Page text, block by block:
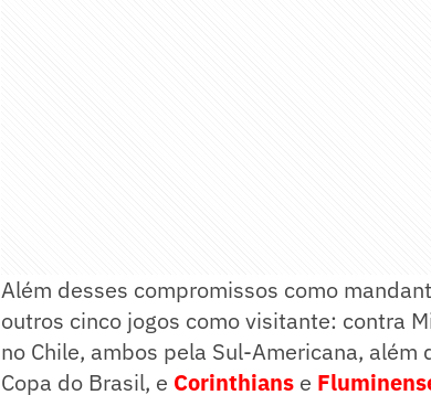
Além desses compromissos como
outros cinco jogos como visitante: contra
no Chile, ambos pela Sul-Americana,
Copa do Brasil, e Corinthians e